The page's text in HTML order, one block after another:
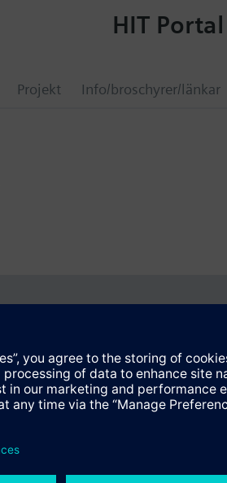
Projekt Info/broschyrer/länkar
HIT Portal